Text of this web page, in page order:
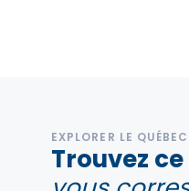
EXPLORER LE QUÉBEC
Trouvez